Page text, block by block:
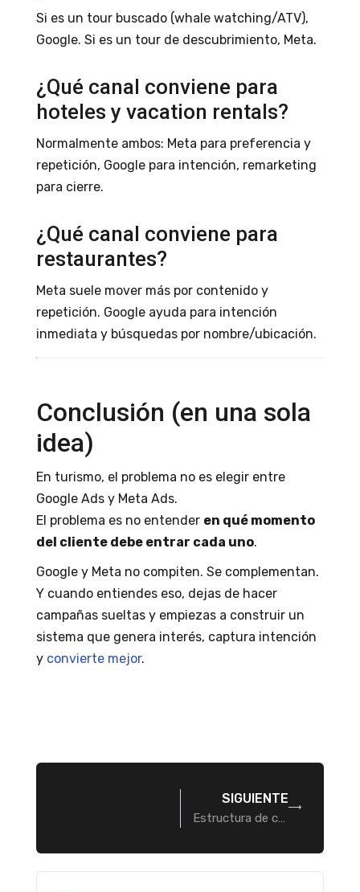
Si es un tour buscado (whale watching/ATV),
Google. Si es un tour de descubrimiento, Meta.
¿Qué canal conviene para
hoteles y vacation rentals?
Normalmente ambos: Meta para preferencia y
repetición, Google para intención, remarketing
para cierre.
¿Qué canal conviene para
restaurantes?
Meta suele mover más por contenido y
repetición. Google ayuda para intención
inmediata y búsquedas por nombre/ubicación.
Conclusión (en una sola
idea)
En turismo, el problema no es elegir entre
Google Ads y Meta Ads.
El problema es no entender en qué momento
del cliente debe entrar cada uno.
Google y Meta no compiten. Se complementan.
Y cuando entiendes eso, dejas de hacer
campañas sueltas y empiezas a construir un
sistema que genera interés, captura intención
y convierte mejor.
SIGUIENTE
Estructura de campañas que sí convierte: Brand, Non-Brand y Remarketing (con ejemplos)